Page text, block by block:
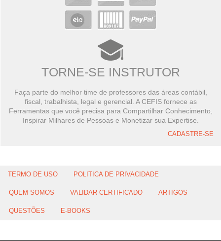
TORNE-SE INSTRUTOR
Faça parte do melhor time de professores das áreas contábil,
fiscal, trabalhista, legal e gerencial. A CEFIS fornece as
Ferramentas que você precisa para Compartilhar Conhecimento,
Inspirar Milhares de Pessoas e Monetizar sua Expertise.
CADASTRE-SE
TERMO DE USO POLITICA DE PRIVACIDADE
QUEM SOMOS VALIDAR CERTIFICADO ARTIGOS
QUESTÕES E-BOOKS